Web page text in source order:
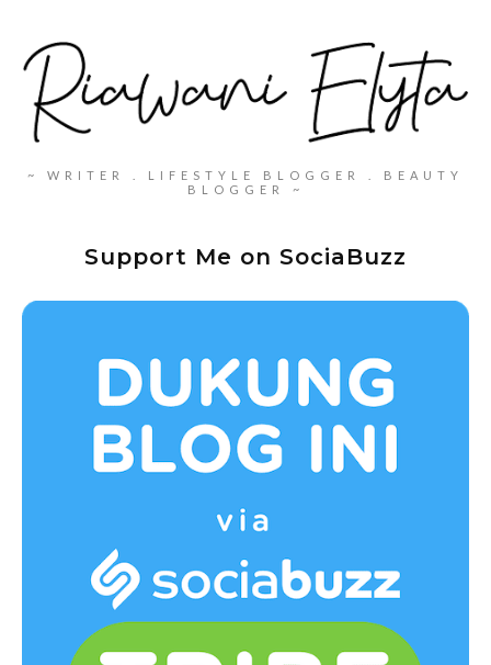
~ WRITER . LIFESTYLE BLOGGER . BEAUTY
BLOGGER ~
Support Me on SociaBuzz